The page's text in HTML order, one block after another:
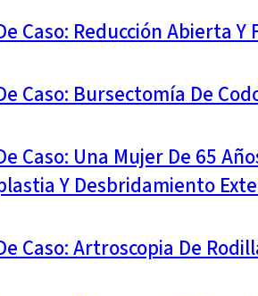
Caso: Reducción Abierta
Caso: Bursectomía De
Caso: Una Mujer De 65
Y Desbridamiento
Caso: Artroscopia De